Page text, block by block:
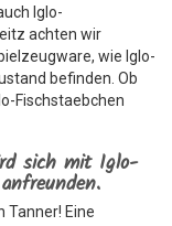
Iglo-
achten wir
wie Iglo-
befinden. Ob
Fischstaebchen
sich mit Iglo-
Tanner! Eine